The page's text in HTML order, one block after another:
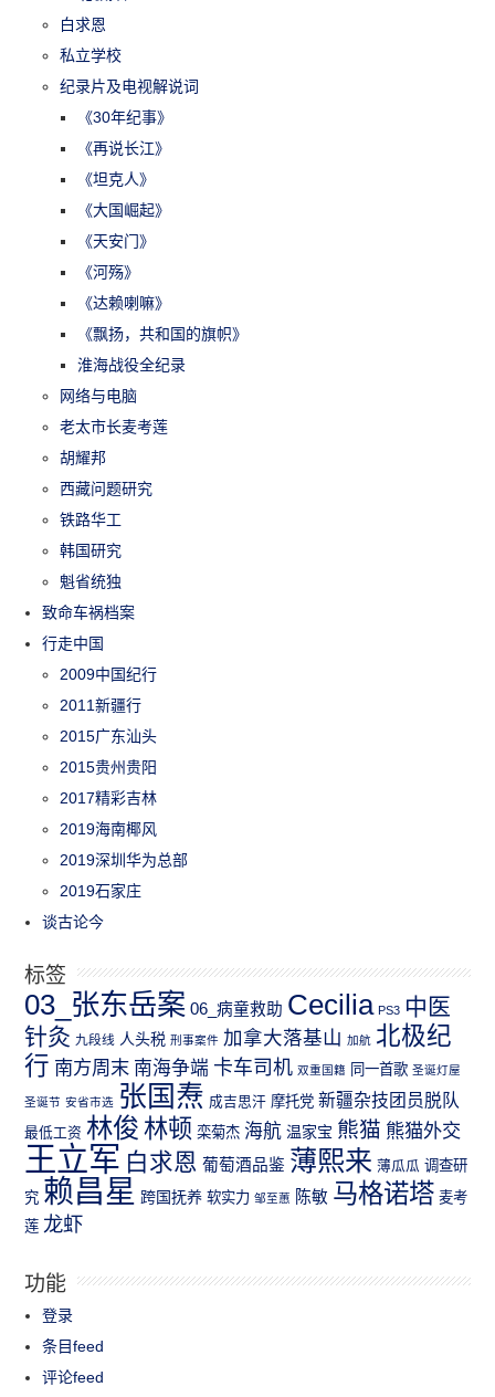
白求恩
私立学校
纪录片及电视解说词
《30年纪事》
《再说长江》
《坦克人》
《大国崛起》
《天安门》
《河殇》
《达赖喇嘛》
《飘扬，共和国的旗帜》
淮海战役全纪录
网络与电脑
老太市长麦考莲
胡耀邦
西藏问题研究
铁路华工
韩国研究
魁省统独
致命车祸档案
行走中国
2009中国纪行
2011新疆行
2015广东汕头
2015贵州贵阳
2017精彩吉林
2019海南椰风
2019深圳华为总部
2019石家庄
谈古论今
标签
03_张东岳案 06_病童救助 Cecilia PS3 中医
针灸 九段线 人头税 刑事案件 加拿大落基山 加航 北极纪
行 南方周末 南海争端 卡车司机 双重国籍 同一首歌 圣诞灯屋
圣诞节 安省市选 张国焘 成吉思汗 摩托党 新疆杂技团员脱队
最低工资 林俊 林顿 栾菊杰 海航 温家宝 熊猫 熊猫外交
王立军 白求恩 葡萄酒品鉴 薄熙来 薄瓜瓜 调查研
究 赖昌星 跨国抚养 软实力 邹至蕙 陈敏 马格诺塔 麦考
莲 龙虾
功能
登录
条目feed
评论feed